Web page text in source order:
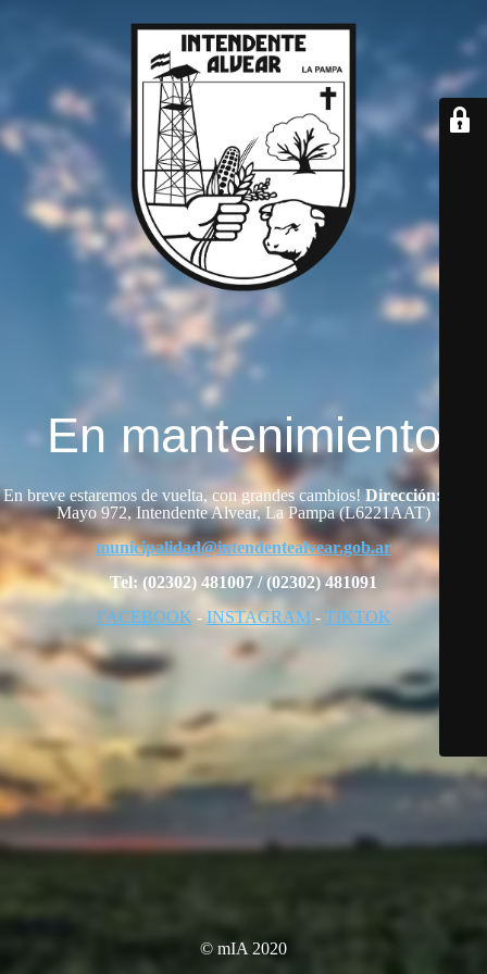
En mantenimiento
En breve estaremos de vuelta, con grandes cambios! Dirección:
Mayo 972, Intendente Alvear, La Pampa (L6221AAT)
municipalidad@intendentealvear.gob.ar
Tel: (02302) 481007 / (02302) 481091
FACEBOOK - INSTAGRAM- TIKTOK
© mIA 2020